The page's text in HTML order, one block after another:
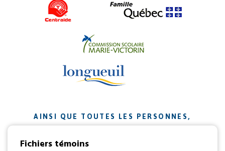
AINSI QUE TOUTES LES PERSONNES,
ORGANISMES ET ENTREPRISES QUI ONT
CONTRIBUÉ À NOTRE MISSION.
Fichiers témoins